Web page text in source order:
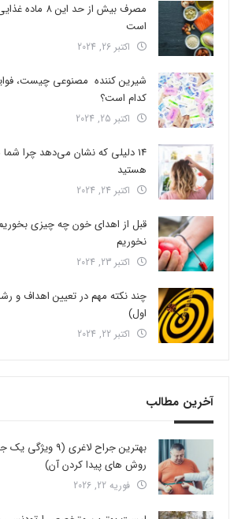
مصرف بیش از حد
است
اکتبر 26, 2024
شیرین کننده مصنوعی چیست،
کدام است؟
اکتبر 25, 2024
14 دلیلی که نشان می‌دهد چرا
هستید
اکتبر 24, 2024
قبل از اهدای خون چه چیزی
نخوریم
اکتبر 23, 2024
چند نکته مهم در تعیین اهداف
اول)
اکتبر 22, 2024
آخرین مطالب
بهترین جراح لاغری
روش های پیدا کردن آن)
فوریه 22, 2026